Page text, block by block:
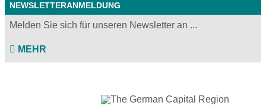
NEWSLETTERANMELDUNG
Melden Sie sich für unseren Newsletter an ...
MEHR